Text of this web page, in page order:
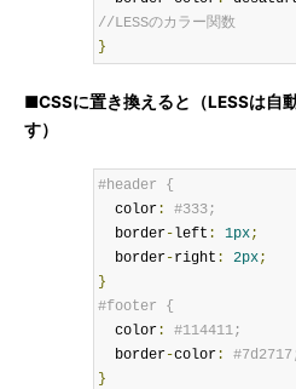
//LESSのカラー関数
}
■CSSに置き換えると（LESSは自
す）
#header {
  color
:
#333;
  border
- left : 1px;
  border
-right : 2px;
}
#footer {
  color
:
#114411;
  border
-color:
}